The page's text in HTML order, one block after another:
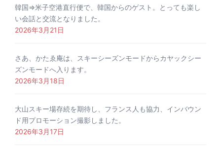
韓国⇒米子空港直行便で、韓国からのゲスト。とっても楽し
い会話と交流となりました。
2026年3月21日
さあ、かたゑ庵は、スキーシーズンモードからカヤックシー
ズンモードへ入ります。
2026年3月18日
大山スキー場存続を期待し、フランス人も協力、インバウン
ド用プロモーション撮影しました。
2026年3月17日